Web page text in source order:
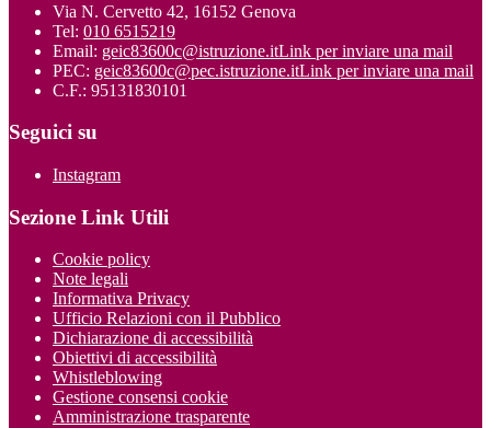
Via N. Cervetto 42, 16152 Genova
Tel: 010 6515219
Email: geic83600c@istruzione.itLink per inviare una mail
PEC: geic83600c@pec.istruzione.itLink per inviare una mail
C.F.: 95131830101
Seguici su
Instagram
Sezione Link Utili
Cookie policy
Note legali
Informativa Privacy
Ufficio Relazioni con il Pubblico
Dichiarazione di accessibilità
Obiettivi di accessibilità
Whistleblowing
Gestione consensi cookie
Amministrazione trasparente